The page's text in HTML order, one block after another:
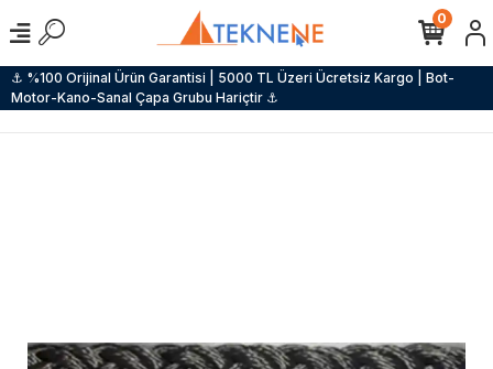
⚓ %100 Orijinal Ürün Garantisi | 5000 TL Üzeri Ücretsiz Kargo | Bot-
Motor-Kano-Sanal Çapa Grubu Hariçtir ⚓
0